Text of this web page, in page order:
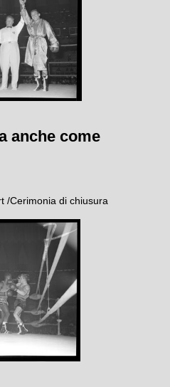
anche come
/Cerimonia di chiusura